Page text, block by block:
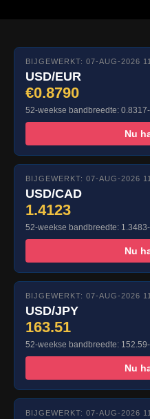
BIJGEWERKT: 07-AUG-2026
USD/EUR
€0.8790
52-weekse bandbreedte:
Nu
BIJGEWERKT: 07-AUG-2026
USD/CAD
1.4123
52-weekse bandbreedte:
Nu
BIJGEWERKT: 07-AUG-2026
USD/JPY
163.51
52-weekse bandbreedte:
Nu
BIJGEWERKT: 07-AUG-2026